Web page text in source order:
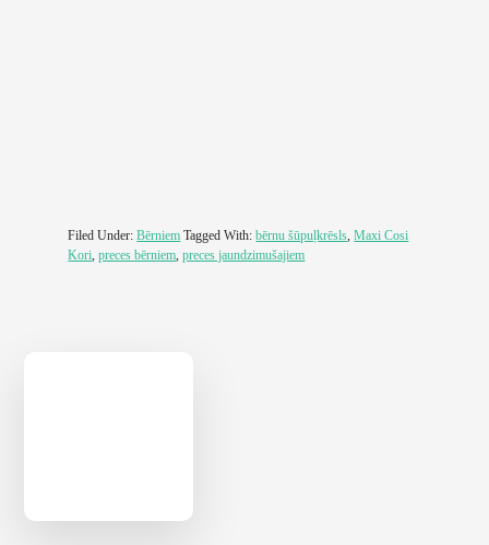
Filed Under:Bērniem Tagged With:bērnu šūpuļkrēsls,Maxi Cosi
Kori,preces bērniem,preces jaundzimušajiem